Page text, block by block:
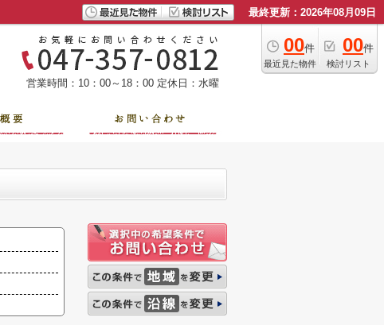
最終更新：2026年08月09日
00件
最近見た物件
00件
検討リスト
営業時間：10：00～18：00 定休日：水曜